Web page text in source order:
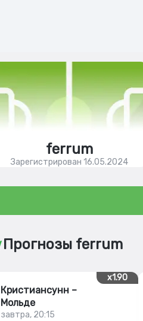
ferrum
Зарегистрирован 16.05.2024
Прогнозы ferrum
x1.90
Кристиансунн –
Мольде
завтра, 20:15